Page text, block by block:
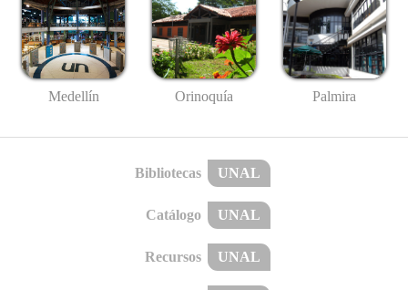
Medellín Orinoquía Palmira
Bibliotecas UNAL
Catálogo UNAL
Recursos UNAL